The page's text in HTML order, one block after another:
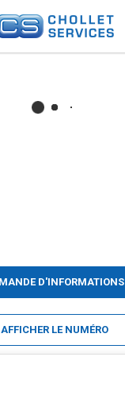
D'INFORMATIONS
AFFICHER LE NUMÉRO